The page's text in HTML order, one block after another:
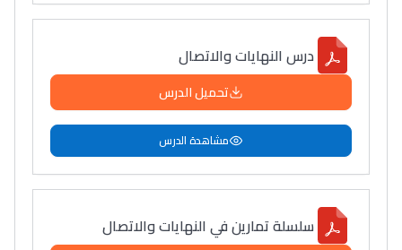
درس النهايات والاتصال
تحميل الدرس
مشاهدة الدرس
سلسلة تمارين في النهايات والاتصال